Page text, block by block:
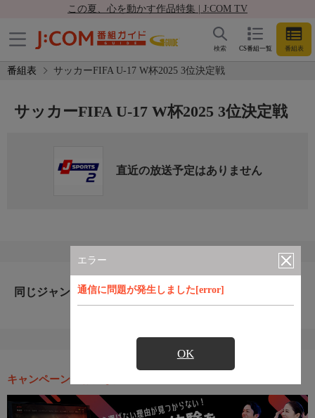
この夏、心を動かす作品特集 | J:COM TV
CS番組一覧 番組表
検索
番組表 サッカーFIFA U-17 W杯2025 3位決定戦
エラー
通信に問題が発生しました[error]
OK
サッカーFIFA U-17 W杯2025 3位決定戦
直近の放送予定はありません
同じジャンルのおすすめ番組
キャンペーン・お得な情報